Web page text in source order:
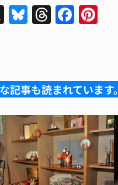
X Bl
u
k
y
T
hr
d
s
F
a
b
o
o
k
st
記事も読まれています。